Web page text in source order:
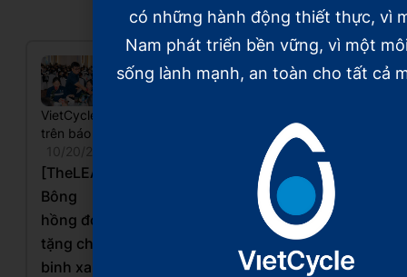
VietCycle
trên báo chí
10/20/2025
[TheLEADER]
Bông
hồng đỏ
tặng chiến
binh xanh
[VnEconomy]
tuần hoàn,
trên báo chí
10/20/2025
[Báo Nhân
dân]
Những
“Chiến
binh xanh”
có những hành động thiết thực, vì
Nam phát triển bền vững, vì một
sống lành mạnh, an toàn cho tất cả